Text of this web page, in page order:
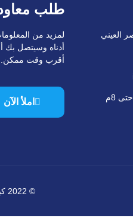
طلب
لمزيد من
أدناه وسيتصل بك
أقرب وقت ممكن.
املأ الآن
© 2022 كير لاب. جميع الحقوق محفوظة.